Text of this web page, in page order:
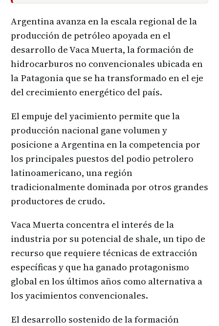
Argentina avanza en la escala regional de la
producción de petróleo apoyada en el
desarrollo de Vaca Muerta, la formación de
hidrocarburos no convencionales ubicada en
la Patagonia que se ha transformado en el eje
del crecimiento energético del país.
El empuje del yacimiento permite que la
producción nacional gane volumen y
posicione a Argentina en la competencia por
los principales puestos del podio petrolero
latinoamericano, una región
tradicionalmente dominada por otros grandes
productores de crudo.
Vaca Muerta concentra el interés de la
industria por su potencial de shale, un tipo de
recurso que requiere técnicas de extracción
específicas y que ha ganado protagonismo
global en los últimos años como alternativa a
los yacimientos convencionales.
El desarrollo sostenido de la formación